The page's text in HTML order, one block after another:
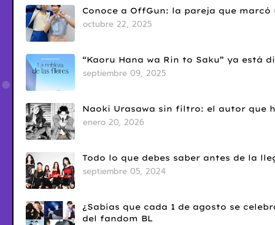
Conoce a OffGun: la pareja que
octubre 22, 2025
“Kaoru Hana wa Rin to Saku” ya está
septiembre 09, 2025
Naoki Urasawa sin filtro: el autor que
enero 20, 2026
Todo lo que debes saber antes de la
septiembre 05, 2024
¿Sabías que cada 1 de agosto se
del fandom BL